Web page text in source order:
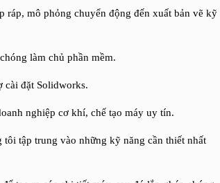
mô phỏng chuyển động đến xuất bản vẽ kỹ
làm chủ phần mềm.
cài đặt Solidworks.
nghiệp cơ khí, chế tạo máy uy tín.
tôi tập trung vào những kỹ năng cần thiết nhất